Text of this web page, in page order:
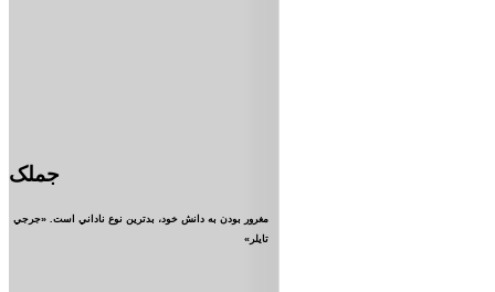
جملک
مغرور بودن به دانش خود، بدترين نوع ناداني است. «جرجي
تايلر»